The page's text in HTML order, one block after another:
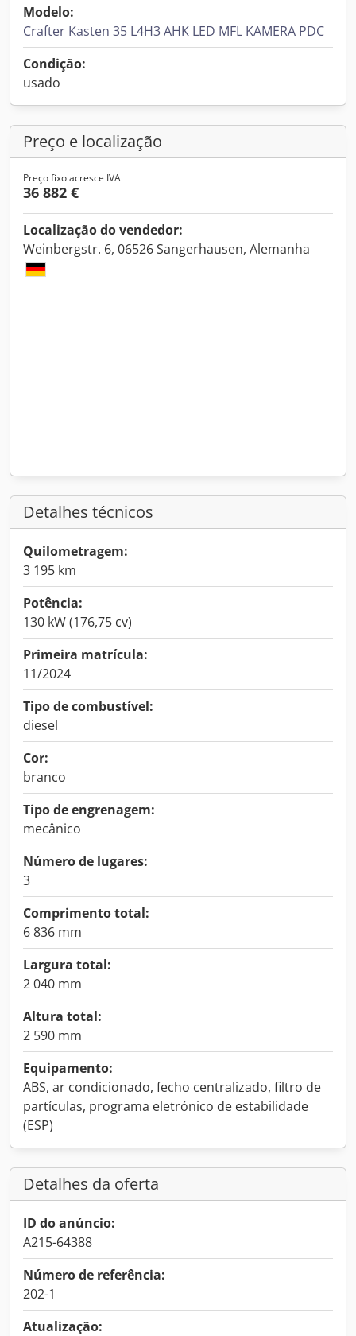
Modelo:
Crafter Kasten 35 L4H3 AHK LED MFL KAMERA PDC
Condição:
usado
Preço e localização
Preço fixo acresce IVA
36 882 €
Localização do vendedor:
Weinbergstr. 6, 06526 Sangerhausen, Alemanha
Detalhes técnicos
Quilometragem:
3 195 km
Potência:
130 kW (176,75 cv)
Primeira matrícula:
11/2024
Tipo de combustível:
diesel
Cor:
branco
Tipo de engrenagem:
mecânico
Número de lugares:
3
Comprimento total:
6 836 mm
Largura total:
2 040 mm
Altura total:
2 590 mm
Equipamento:
ABS, ar condicionado, fecho centralizado, filtro de
partículas, programa eletrónico de estabilidade
(ESP)
Detalhes da oferta
ID do anúncio:
A215-64388
Número de referência:
202-1
Atualização: